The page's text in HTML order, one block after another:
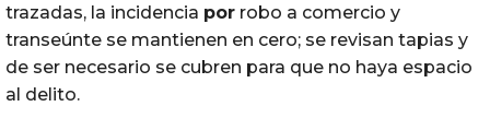
trazadas, la incidencia por robo a comercio y
transeúnte se mantienen en cero; se revisan tapias y
de ser necesario se cubren para que no haya espacio
al delito.